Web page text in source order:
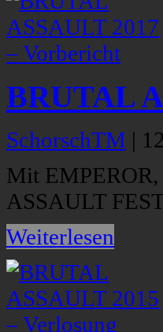
BRUTAL
SchorschTM |
Mit
ASSAULT
Weiterlesen